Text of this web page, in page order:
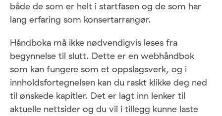
både de som er helt i startfasen og de som har
lang erfaring som konsertarrangør.
Håndboka må ikke nødvendigvis leses fra
begynnelse til slutt. Dette er en webhåndbok
som kan fungere som et oppslagsverk, og i
innholdsfortegnelsen kan du raskt klikke deg ned
til ønskede kapitler. Det er lagt inn lenker til
aktuelle nettsider og du vil i tillegg kunne laste